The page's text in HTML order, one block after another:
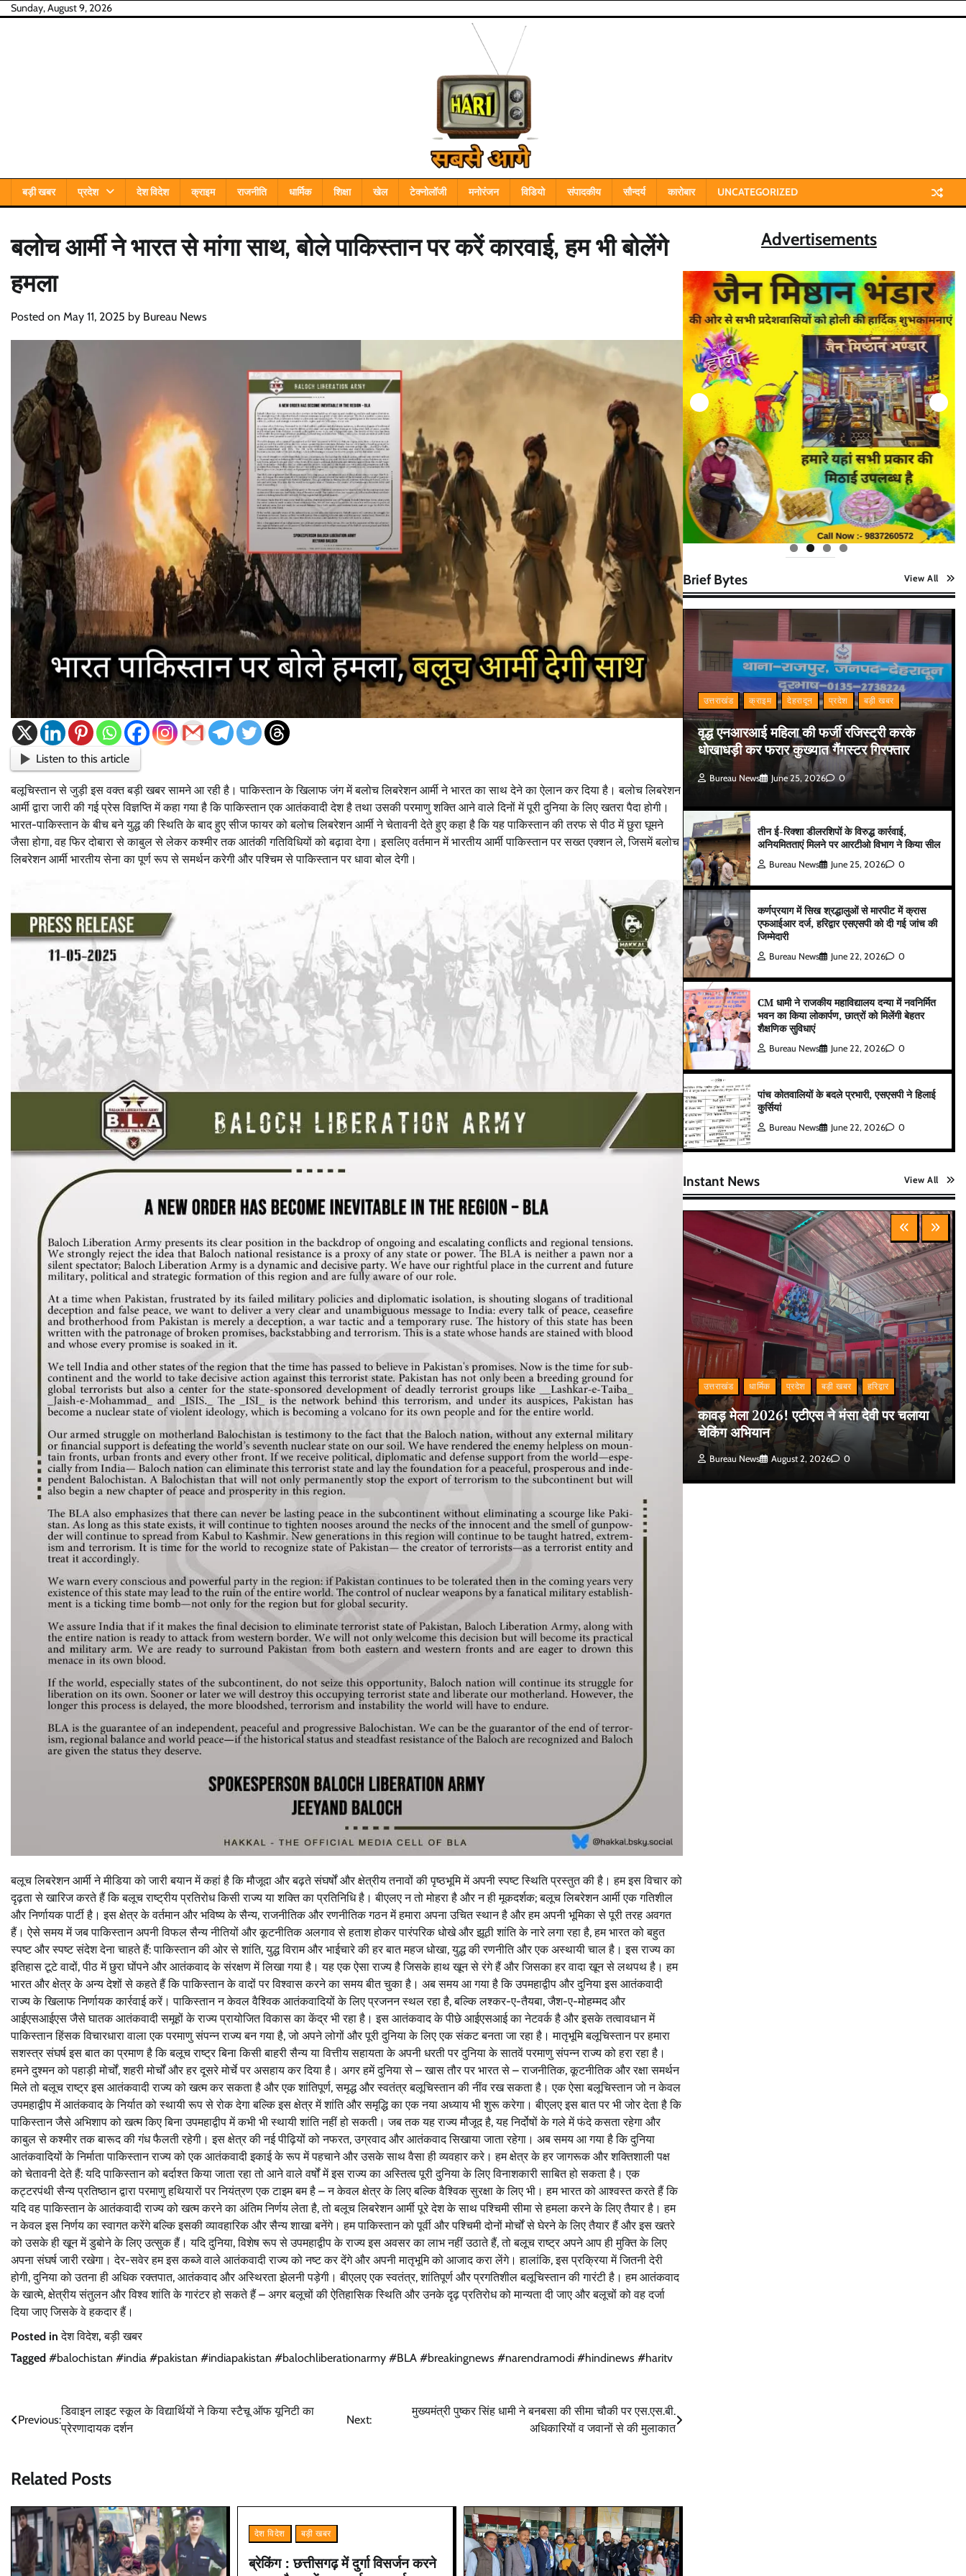
SkipSunday, August 9, 2026
बड़ी खबर प्रदेश देश विदेश क्राइम राजनीति धार्मिक शिक्षा खेल टेक्नोलॉजी मनोरंजन विडियो संपादकीय सौन्दर्य कारोबार UNCATEGORIZED
बलोच आर्मी ने भारत से मांगा साथ, बोले पाकिस्तान पर करें कारवाई, हम भी बोलेंगे
हमला
Posted on May 11, 2025 by Bureau News
Listen to this article
बलूचिस्तान से जुड़ी इस वक्त बड़ी खबर सामने आ रही है। पाकिस्तान के खिलाफ जंग में बलोच लिबरेशन आर्मी ने भारत का साथ देने का ऐलान कर दिया है। बलोच लिबरेशन
आर्मी द्वारा जारी की गई प्रेस विज्ञप्ति में कहा गया है कि पाकिस्तान एक आतंकवादी देश है तथा उसकी परमाणु शक्ति आने वाले दिनों में पूरी दुनिया के लिए खतरा पैदा होगी।
भारत-पाकिस्तान के बीच बने युद्ध की स्थिति के बाद हुए सीज फायर को बलोच लिबरेशन आर्मी ने चेतावनी देते हुए कहा है कि यह पाकिस्तान की तरफ से पीठ में छुरा घूमने
जैसा होगा, वह फिर दोबारा से काबुल से लेकर कश्मीर तक आतंकी गतिविधियों को बढ़ावा देगा। इसलिए वर्तमान में भारतीय आर्मी पाकिस्तान पर सख्त एक्शन ले, जिसमें बलोच
लिबरेशन आर्मी भारतीय सेना का पूर्ण रूप से समर्थन करेगी और पश्चिम से पाकिस्तान पर धावा बोल देगी।
बलूच लिबरेशन आर्मी ने मीडिया को जारी बयान में कहां है कि मौजूदा और बढ़ते संघर्षों और क्षेत्रीय तनावों की पृष्ठभूमि में अपनी स्पष्ट स्थिति प्रस्तुत की है। हम इस विचार को
दृढ़ता से खारिज करते हैं कि बलूच राष्ट्रीय प्रतिरोध किसी राज्य या शक्ति का प्रतिनिधि है। बीएलए न तो मोहरा है और न ही मूकदर्शक; बलूच लिबरेशन आर्मी एक गतिशील
और निर्णायक पार्टी है। इस क्षेत्र के वर्तमान और भविष्य के सैन्य, राजनीतिक और रणनीतिक गठन में हमारा अपना उचित स्थान है और हम अपनी भूमिका से पूरी तरह अवगत
हैं। ऐसे समय में जब पाकिस्तान अपनी विफल सैन्य नीतियों और कूटनीतिक अलगाव से हताश होकर पारंपरिक धोखे और झूठी शांति के नारे लगा रहा है, हम भारत को बहुत
स्पष्ट और स्पष्ट संदेश देना चाहते हैं: पाकिस्तान की ओर से शांति, युद्ध विराम और भाईचारे की हर बात महज धोखा, युद्ध की रणनीति और एक अस्थायी चाल है। इस राज्य का
इतिहास टूटे वादों, पीठ में छुरा घोंपने और आतंकवाद के संरक्षण में लिखा गया है। यह एक ऐसा राज्य है जिसके हाथ खून से रंगे हैं और जिसका हर वादा खून से लथपथ है। हम
भारत और क्षेत्र के अन्य देशों से कहते हैं कि पाकिस्तान के वादों पर विश्वास करने का समय बीत चुका है। अब समय आ गया है कि उपमहाद्वीप और दुनिया इस आतंकवादी
राज्य के खिलाफ निर्णायक कार्रवाई करें। पाकिस्तान न केवल वैश्विक आतंकवादियों के लिए प्रजनन स्थल रहा है, बल्कि लश्कर-ए-तैयबा, जैश-ए-मोहम्मद और
आईएसआईएस जैसे घातक आतंकवादी समूहों के राज्य प्रायोजित विकास का केंद्र भी रहा है। इस आतंकवाद के पीछे आईएसआई का नेटवर्क है और इसके तत्वावधान में
पाकिस्तान हिंसक विचारधारा वाला एक परमाणु संपन्न राज्य बन गया है, जो अपने लोगों और पूरी दुनिया के लिए एक संकट बनता जा रहा है। मातृभूमि बलूचिस्तान पर हमारा
सशस्त्र संघर्ष इस बात का प्रमाण है कि बलूच राष्ट्र बिना किसी बाहरी सैन्य या वित्तीय सहायता के अपनी धरती पर दुनिया के सातवें परमाणु संपन्न राज्य को हरा रहा है।
हमने दुश्मन को पहाड़ी मोर्चों, शहरी मोर्चों और हर दूसरे मोर्चे पर असहाय कर दिया है। अगर हमें दुनिया से – खास तौर पर भारत से – राजनीतिक, कूटनीतिक और रक्षा समर्थन
मिले तो बलूच राष्ट्र इस आतंकवादी राज्य को खत्म कर सकता है और एक शांतिपूर्ण, समृद्ध और स्वतंत्र बलूचिस्तान की नींव रख सकता है। एक ऐसा बलूचिस्तान जो न केवल
उपमहाद्वीप में आतंकवाद के निर्यात को स्थायी रूप से रोक देगा बल्कि इस क्षेत्र में शांति और समृद्धि का एक नया अध्याय भी शुरू करेगा। बीएलए इस बात पर भी जोर देता है कि
पाकिस्तान जैसे अभिशाप को खत्म किए बिना उपमहाद्वीप में कभी भी स्थायी शांति नहीं हो सकती। जब तक यह राज्य मौजूद है, यह निर्दोषों के गले में फंदे कसता रहेगा और
काबुल से कश्मीर तक बारूद की गंध फैलती रहेगी। इस क्षेत्र की नई पीढ़ियों को नफरत, उग्रवाद और आतंकवाद सिखाया जाता रहेगा। अब समय आ गया है कि दुनिया
आतंकवादियों के निर्माता पाकिस्तान राज्य को एक आतंकवादी इकाई के रूप में पहचाने और उसके साथ वैसा ही व्यवहार करे। हम क्षेत्र के हर जागरूक और शक्तिशाली पक्ष
को चेतावनी देते हैं: यदि पाकिस्तान को बर्दाश्त किया जाता रहा तो आने वाले वर्षों में इस राज्य का अस्तित्व पूरी दुनिया के लिए विनाशकारी साबित हो सकता है। एक
कट्टरपंथी सैन्य प्रतिष्ठान द्वारा परमाणु हथियारों पर नियंत्रण एक टाइम बम है – न केवल क्षेत्र के लिए बल्कि वैश्विक सुरक्षा के लिए भी। हम भारत को आश्वस्त करते हैं कि
यदि वह पाकिस्तान के आतंकवादी राज्य को खत्म करने का अंतिम निर्णय लेता है, तो बलूच लिबरेशन आर्मी पूरे देश के साथ पश्चिमी सीमा से हमला करने के लिए तैयार है। हम
न केवल इस निर्णय का स्वागत करेंगे बल्कि इसकी व्यावहारिक और सैन्य शाखा बनेंगे। हम पाकिस्तान को पूर्वी और पश्चिमी दोनों मोर्चों से घेरने के लिए तैयार हैं और इस खतरे
को उसके ही खून में डुबोने के लिए उत्सुक हैं। यदि दुनिया, विशेष रूप से उपमहाद्वीप के राज्य इस अवसर का लाभ नहीं उठाते हैं, तो बलूच राष्ट्र अपने आप ही मुक्ति के लिए
अपना संघर्ष जारी रखेगा। देर-सवेर हम इस कब्जे वाले आतंकवादी राज्य को नष्ट कर देंगे और अपनी मातृभूमि को आजाद करा लेंगे। हालांकि, इस प्रक्रिया में जितनी देरी
होगी, दुनिया को उतना ही अधिक रक्तपात, आतंकवाद और अस्थिरता झेलनी पड़ेगी। बीएलए एक स्वतंत्र, शांतिपूर्ण और प्रगतिशील बलूचिस्तान की गारंटी है। हम आतंकवाद
के खात्मे, क्षेत्रीय संतुलन और विश्व शांति के गारंटर हो सकते हैं – अगर बलूचों की ऐतिहासिक स्थिति और उनके दृढ़ प्रतिरोध को मान्यता दी जाए और बलूचों को वह दर्जा
दिया जाए जिसके वे हकदार हैं।
Posted inदेश विदेश,बड़ी खबर
Tagged #balochistan #india #pakistan #indiapakistan #balochliberationarmy #BLA #breakingnews #narendramodi #hindinews #haritv
Post
navigation
Previous:
डिवाइन लाइट स्कूल के विद्यार्थियों ने किया स्टैचू ऑफ यूनिटी का
प्रेरणादायक दर्शन
Next:
मुख्यमंत्री पुष्कर सिंह धामी ने बनबसा की सीमा चौकी पर एस.एस.बी.
अधिकारियों व जवानों से की मुलाकात
Related Posts
देश विदेश बड़ी खबर
ब्रेकिंग : छत्तीसगढ़ में दुर्गा विसर्जन करने
Advertisements
Brief Bytes View All
उत्तराखंड क्राइम देहरादून प्रदेश बड़ी खबर
वृद्ध एनआरआई महिला की फर्जी रजिस्ट्री करके
धोखाधड़ी कर फरार कुख्यात गैंगस्टर गिरफ्तार
Bureau News June 25, 2026 0
तीन ई-रिक्शा डीलरशिपों के विरुद्ध कार्रवाई,
अनियमितताएं मिलने पर आरटीओ विभाग ने किया सील
Bureau News June 25, 2026 0
कर्णप्रयाग में सिख श्रद्धालुओं से मारपीट में क्रास
एफआईआर दर्ज, हरिद्वार एसएसपी को दी गई जांच की
जिम्मेदारी
Bureau News June 22, 2026 0
CM धामी ने राजकीय महाविद्यालय दन्या में नवनिर्मित
भवन का किया लोकार्पण, छात्रों को मिलेंगी बेहतर
शैक्षणिक सुविधाएं
Bureau News June 22, 2026 0
पांच कोतवालियों के बदले प्रभारी, एसएसपी ने हिलाई
कुर्सियां
Bureau News June 22, 2026 0
Instant News View All
उत्तराखंड देहरादून प्रदेश बड़ी खबर
बेटे की गेमिंग लत से परिवार बदहाल, मां ने लगाई
आर्थिक मदद की गुहार
Bureau News July 28, 2026 0
उत्तराखंड धार्मिक प्रदेश बड़ी खबर हरिद्वार
कावड़ मेला 2026! एटीएस ने मंसा देवी पर चलाया
चेकिंग अभियान
Bureau News August 2, 2026 0